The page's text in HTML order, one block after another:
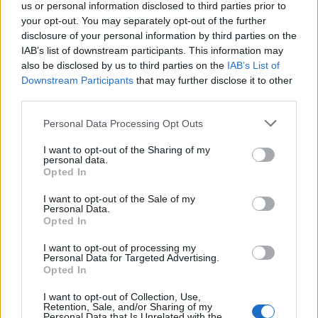
us or personal information disclosed to third parties prior to
your opt-out. You may separately opt-out of the further
disclosure of your personal information by third parties on the
IAB’s list of downstream participants. This information may
also be disclosed by us to third parties on the IAB’s List of
Downstream Participants that may further disclose it to other
Personal Data Processing Opt Outs
I want to opt-out of the Sharing of my
personal data.
Opted In
I want to opt-out of the Sale of my
Personal Data.
Opted In
I want to opt-out of processing my
Personal Data for Targeted Advertising.
Opted In
I want to opt-out of Collection, Use,
Retention, Sale, and/or Sharing of my
20/06/2010
Eni scommette sulla ricerca
Teatro off e giovane Giugno è
05/06/2010
Un giovane su tre è senza lavoro
05/06/2010